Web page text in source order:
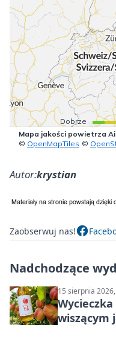
Autor:krystian
Zaobserwuj nas!
Nadchodzące
15 sierpnia
wiszącym